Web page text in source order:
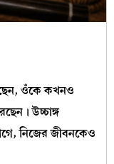
ওঁকে কখনও
উচ্চাঙ্গ
নিজের জীবনকেও